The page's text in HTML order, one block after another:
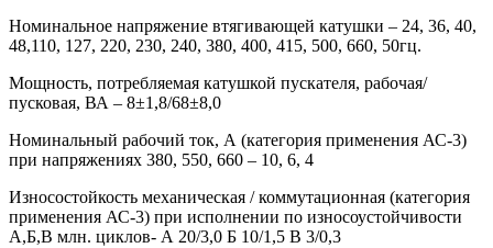
Номинальное напряжение втягивающей катушки – 24, 36, 40,
48,110, 127, 220, 230, 240, 380, 400, 415, 500, 660, 50гц.
Мощность, потребляемая катушкой пускателя, рабочая/
пусковая, ВА – 8±1,8/68±8,0
Номинальный рабочий ток, А (категория применения АС-3)
при напряжениях 380, 550, 660 – 10, 6, 4
Износостойкость механическая / коммутационная (категория
применения АС-3) при исполнении по износоустойчивости
А,Б,В млн. циклов- А 20/3,0 Б 10/1,5 В 3/0,3